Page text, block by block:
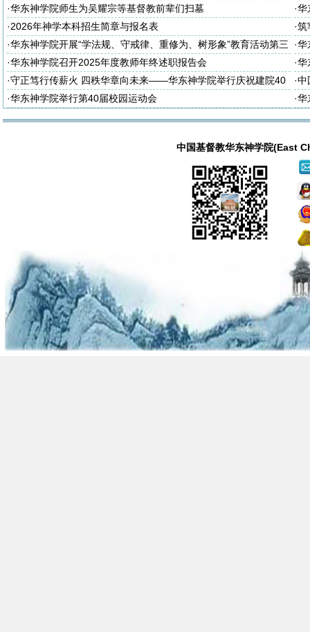
·华东神学院师生为吴耀宗等基督教前辈们扫墓 ·华
·2026年神学本科招生简章与报名表 ·筑
诈
·华东神学院开展“学法规、守戒律、重修为、树形象”教育活动第三
次集体学习
·华
次
·华东神学院召开2025年度教师年终述职报告会 ·华
大
·守正笃行传薪火 四秩华章向未来——华东神学院举行庆祝建院40
周年暨神学教育中国化研讨会
·中
·华东神学院举行第40届校园运动会 ·华
中国基督教华东神学院(East